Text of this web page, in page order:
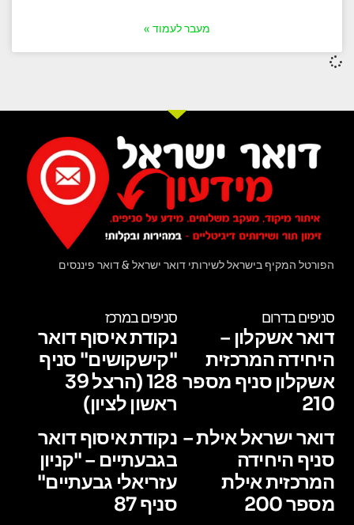
מעבר לעמוד »
הפורטל המקיף בישראל לשירותי דואר ישראל & דואר פיננסים
סניפים בדרום
דואר אשקלון –
היחידה המרכזית
אשקלון סניף מספר
210
דואר ישראל אילת –
סניף היחידה
המרכזית אילת
מספר 200
סניפים במרכז
נקודת איסוף דואר
"קישקושים" סניף
128 (הרצל 39
ראשון לציון)
נקודת איסוף דואר
בגבעתיים – "קניון
עזריאלי גבעתיים"
סניף 87